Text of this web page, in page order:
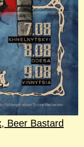
Beer Bastard